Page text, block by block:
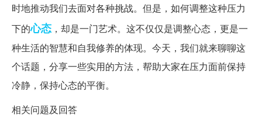
时地推动我们去面对各种挑战。但是，如何调整这种压力
下的心态 ，却是一门艺术。这不仅仅是调整心态，更是一
种生活的智慧和自我修养的体现。今天，我们就来聊聊这
个话题，分享一些实用的方法，帮助大家在压力面前保持
冷静，保持心态的平衡。
相关问题及回答